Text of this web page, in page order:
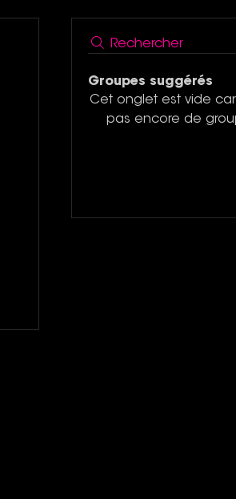
Rechercher
Groupes suggérés
Cet onglet est vide
pas encore de